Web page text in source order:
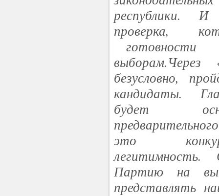
республики.
проверка,
готовности
выборам.Через
безусловно,
кандидаты.
будет
это
легитимность.
Партию на
представлять